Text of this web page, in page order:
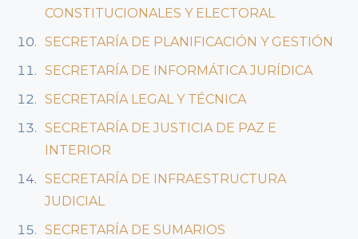
CONSTITUCIONALES Y ELECTORAL
SECRETARÍA DE PLANIFICACIÓN Y GESTIÓN
SECRETARÍA DE INFORMÁTICA JURÍDICA
SECRETARÍA LEGAL Y TÉCNICA
SECRETARÍA DE JUSTICIA DE PAZ E
INTERIOR
SECRETARÍA DE INFRAESTRUCTURA
JUDICIAL
SECRETARÍA DE SUMARIOS